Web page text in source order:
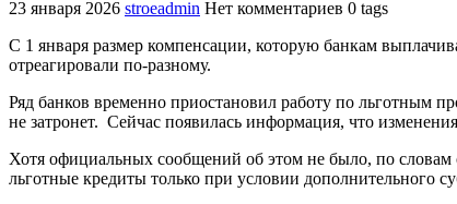
23 января 2026 stroeadmin Нет комментариев 0 tags
С 1 января размер компенсации, которую банкам
отреагировали по-разному.
Ряд банков временно приостановил работу по льготным
не затронет. Сейчас появилась информация, что
Хотя официальных сообщений об этом не было, по словам
льготные кредиты только при условии дополнительного